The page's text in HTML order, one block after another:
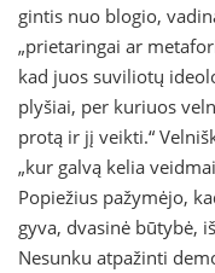
gintis nuo blogio,
„prietaringai ar
kad juos suviliotų
plyšiai, per kuriuos
protą ir jį veikti.“
„kur galvą kelia
Popiežius pažymėjo,
gyva, dvasinė būtybė,
Nesunku atpažinti